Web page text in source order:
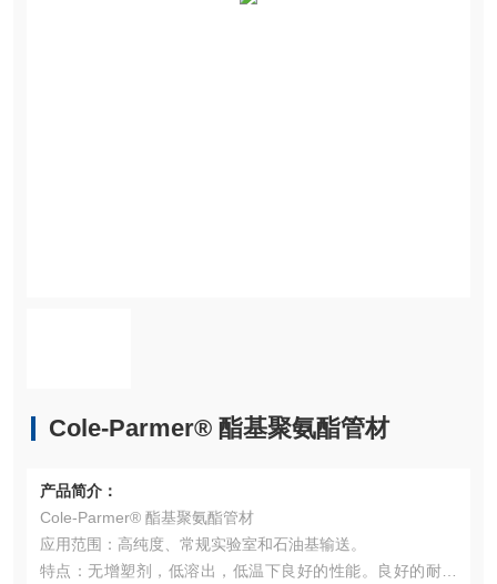
Cole-Parmer® 酯基聚氨酯管材
产品简介：
Cole-Parmer® 酯基聚氨酯管材
应用范围：高纯度、常规实验室和石油基输送。
特点：无增塑剂，低溶出，低温下良好的性能。良好的耐石